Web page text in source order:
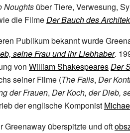
Noughts über Tiere, Verwesung,
die FilmeDer Bauch des
Publikum bekannt wurde
seine Frau und ihr Liebhaber.
von William ShakespearesDer
seiner Filme (The Falls, Der
der Frauen, Der Koch, der Dieb,
der englische Komponist
Greenaway überspitzte und oft